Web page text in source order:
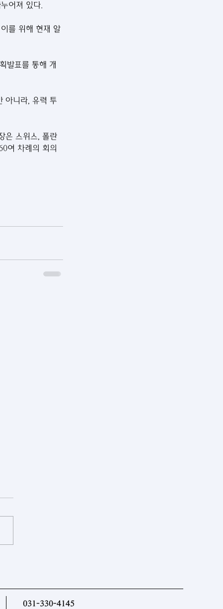
어져 있다.
를 위해 현재 알
발표를 통해 개
아니라, 유력 투
은 스위스, 폴란
여 차례의 회의
031-330-4145